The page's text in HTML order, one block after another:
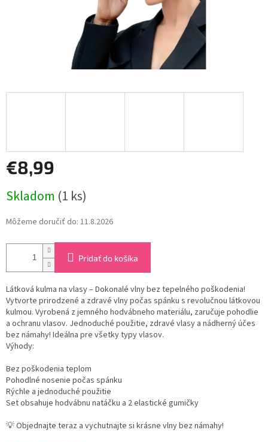
€8,99
cena:
Skladom (1 ks)
Môžeme doručiť do: 11.8.2026
Pridať do košíka
Látková kulma na vlasy – Dokonalé vlny bez tepelného poškodenia!
Vytvorte prirodzené a zdravé vlny počas spánku s revolučnou látkovou
kulmou. Vyrobená z jemného hodvábneho materiálu, zaručuje pohodlie
a ochranu vlasov. Jednoduché použitie, zdravé vlasy a nádherný účes
bez námahy! Ideálna pre všetky typy vlasov.
Výhody:
Bez poškodenia teplom
Pohodlné nosenie počas spánku
Rýchle a jednoduché použitie
Set obsahuje hodvábnu natáčku a 2 elastické gumičky
💡 Objednajte teraz a vychutnajte si krásne vlny bez námahy!